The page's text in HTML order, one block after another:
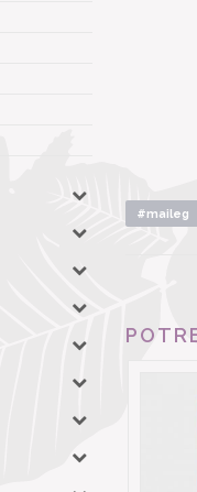
#maileg